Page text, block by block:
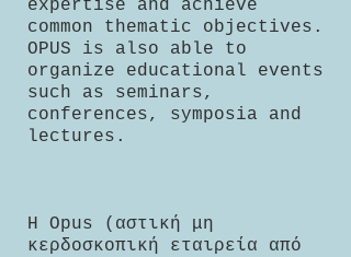
expertise and achieve
common thematic objectives.
OPUS is also able to
organize educational events
such as seminars,
conferences, symposia and
lectures.
Η Opus (αστική μη
κερδοσκοπική εταιρεία από